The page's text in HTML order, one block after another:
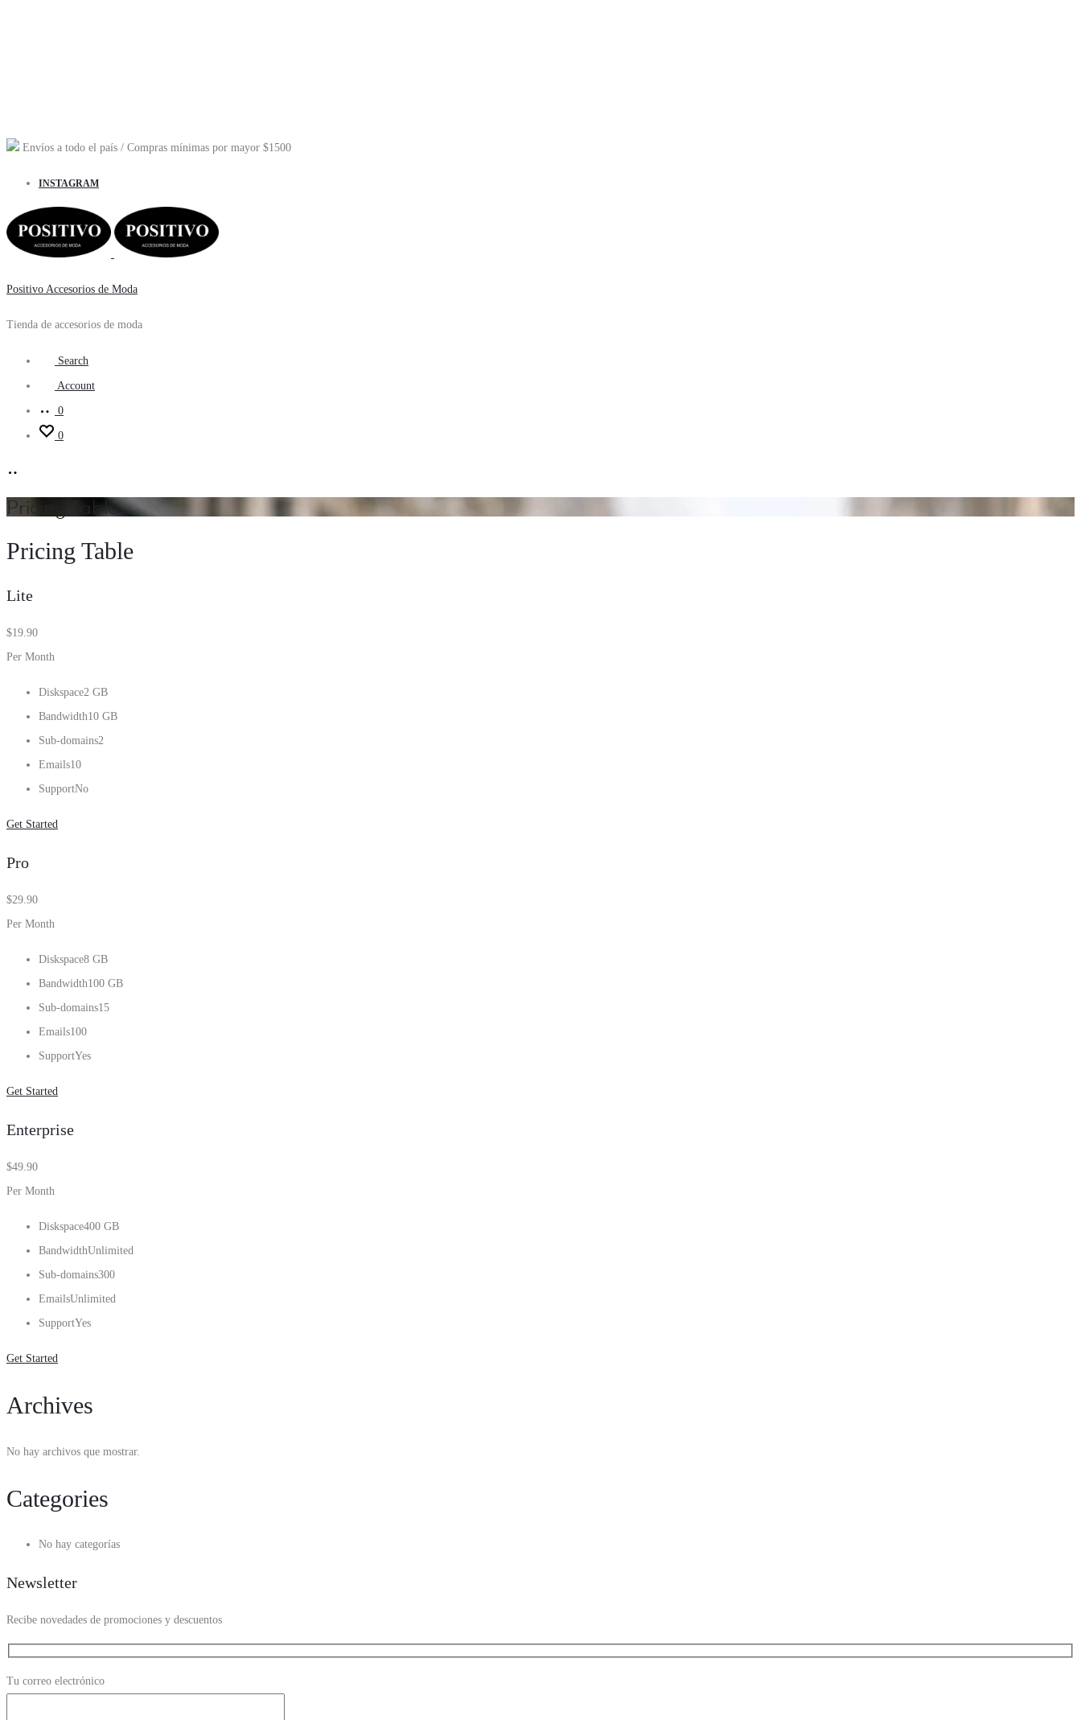
Envíos a todo el país / Compras mínimas por mayor $1500
INSTAGRAM
Positivo Accesorios de Moda
Tienda de accesorios de moda
Search
Account
0
0
Pricing Table
Pricing Table
Lite
$19.90
Per Month
Diskspace2 GB
Bandwidth10 GB
Sub-domains2
Emails10
SupportNo
Get Started
Pro
$29.90
Per Month
Diskspace8 GB
Bandwidth100 GB
Sub-domains15
Emails100
SupportYes
Get Started
Enterprise
$49.90
Per Month
Diskspace400 GB
BandwidthUnlimited
Sub-domains300
EmailsUnlimited
SupportYes
Get Started
Archives
No hay archivos que mostrar.
Categories
No hay categorías
Newsletter
Recibe novedades de promociones y descuentos
Tu correo electrónico